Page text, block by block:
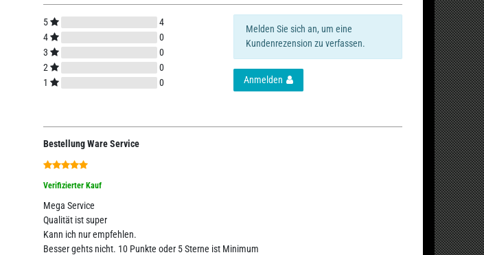
5
4
4
0
3
0
2
0
1
0
Melden Sie sich an, um eine
Kundenrezension zu verfassen.
Anmelden
Bestellung Ware Service
Verifizierter Kauf
Mega Service
Qualität ist super
Kann ich nur empfehlen.
Besser gehts nicht. 10 Punkte oder 5 Sterne ist Minimum